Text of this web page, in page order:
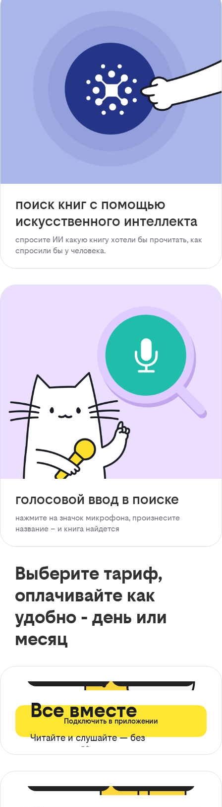
поиск книг с помощью
искусственного интеллекта
спросите ИИ какую книгу хотели бы прочитать, как
спросили бы у человека.
голосовой ввод в поиске
нажмите на значок микрофона, произнесите
название – и книга найдется
Выберите тариф,
оплачивайте как
удобно - день или
месяц
Все вместе
Читайте и слушайте — без
ограничений*
Подключить в приложении